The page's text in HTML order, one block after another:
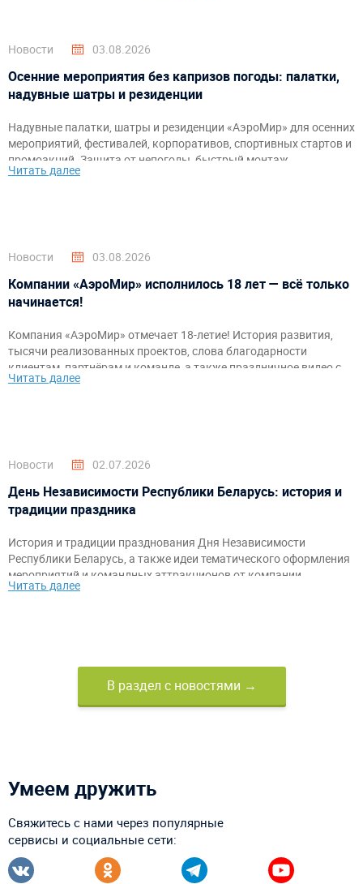
Новости 03.08.2026
Осенние мероприятия без капризов погоды: палатки,
надувные шатры и резиденции
Надувные палатки, шатры и резиденции «АэроМир» для осенних
мероприятий, фестивалей, корпоративов, спортивных стартов и
промоакций. Защита от непогоды, быстрый монтаж,
брендирование и комфортное пространство для гостей и
Читать далее
Новости 03.08.2026
Компании «АэроМир» исполнилось 18 лет — всё только
начинается!
Компания «АэроМир» отмечает 18-летие! История развития,
тысячи реализованных проектов, слова благодарности
клиентам, партнёрам и команде, а также праздничное видео с
самыми яркими моментами за годы работы.
Читать далее
Новости 02.07.2026
День Независимости Республики Беларусь: история и
традиции праздника
История и традиции празднования Дня Независимости
Республики Беларусь, а также идеи тематического оформления
мероприятий и командных аттракционов от компании
«АэроМир».
Читать далее
В раздел с новостями →
Умеем дружить
Свяжитесь с нами через популярные
сервисы и социальные сети: